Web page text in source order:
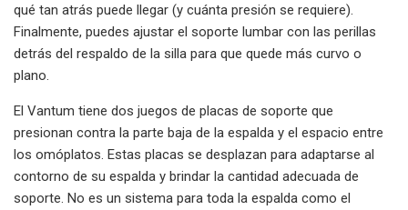
qué tan atrás puede llegar (y cuánta presión se requiere).
Finalmente, puedes ajustar el soporte lumbar con las perillas
detrás del respaldo de la silla para que quede más curvo o
plano.
El Vantum tiene dos juegos de placas de soporte que
presionan contra la parte baja de la espalda y el espacio entre
los omóplatos. Estas placas se desplazan para adaptarse al
contorno de su espalda y brindar la cantidad adecuada de
soporte. No es un sistema para toda la espalda como el